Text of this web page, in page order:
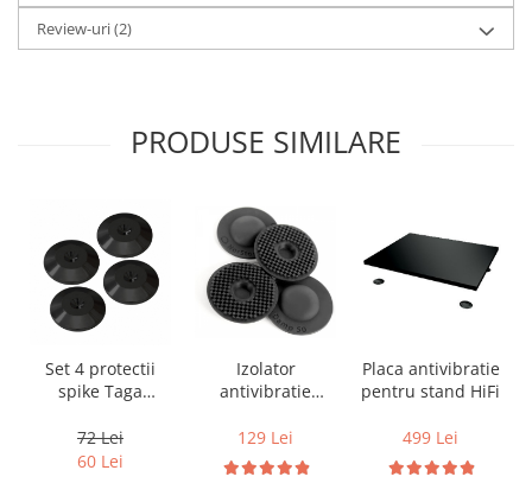
Review-uri(2)
PRODUSE SIMILARE
Set 4 protectii
spike Taga
72 Lei
60 Lei
Izolator
antivibratie
50 (set 4 bucati)
129 Lei
Placa antivibratie
pentru stand HiFi
499 Lei